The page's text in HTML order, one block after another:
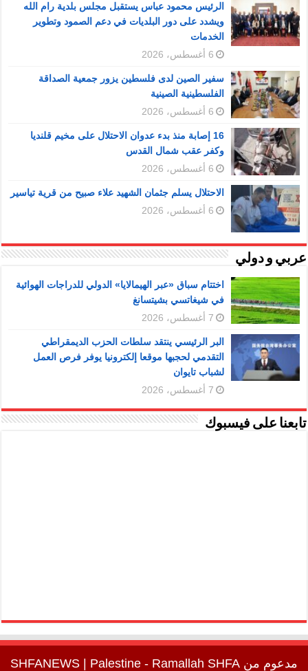
الرئيس محمود عباس يستقبل مجلس بلدية رام الله
ويشدد على دور البلديات في دعم الصمود وتطوير
الخدمات
6 أغسطس، 2026
سفير الصين لدى فلسطين يزور جمعية الصداقة
الفلسطينية الصينية
6 أغسطس، 2026
16 إصابة منذ بدء عدوان الاحتلال على مخيم قلنديا
وكفر عقب شمال القدس
6 أغسطس، 2026
الاحتلال يسلم جثمان الشهيد علاء صبيح من قرية تياسير
6 أغسطس، 2026
عربي و دولي
اختتام سباق «عبر الهيمالايا» الدولي للدراجات الهوائية
في شيغاتسي بشيتسانغ
7 أغسطس، 2026
البر الرئيسي ينتقد سلطات الحزب الديمقراطي
التقدمي لحجبها موقعا إلكترونيا يوفر فرص العمل
لشباب تايوان
7 أغسطس، 2026
تابعنا على فيسبوك
مدعوم من SHFANEWS | Palestine - Ramallah SHFA